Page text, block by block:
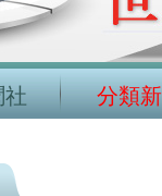
社 分類